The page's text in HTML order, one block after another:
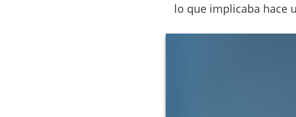
lo que implicaba hace